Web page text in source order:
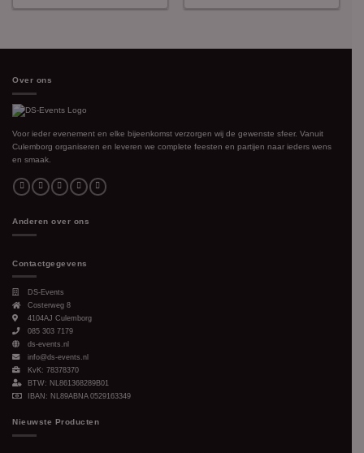
Over ons
Voor ieder evenement en elke bijeenkomst verzorgen wij de gewenste sfeer. Vanuit
Culemborg organiseren en leveren we complete feesten en partijen naar ieders wens
en smaak.
Anderen over ons
Contactgegevens
DS-Events
Costerweg 8
4104AJ Culemborg
085 303 7179
ds-events.nl
info@ds-events.nl
KvK: 78378370
BTW: NL861368289B01
IBAN: NL89ABNA 0529163349
Nieuwste Producten